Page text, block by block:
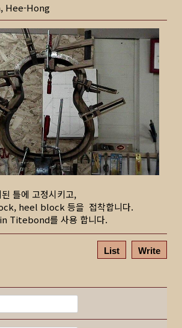
Hee-Hong
틀에 고정시키고,
heel block 등을 접착합니다.
Titebond를 사용 합니다.
List Write